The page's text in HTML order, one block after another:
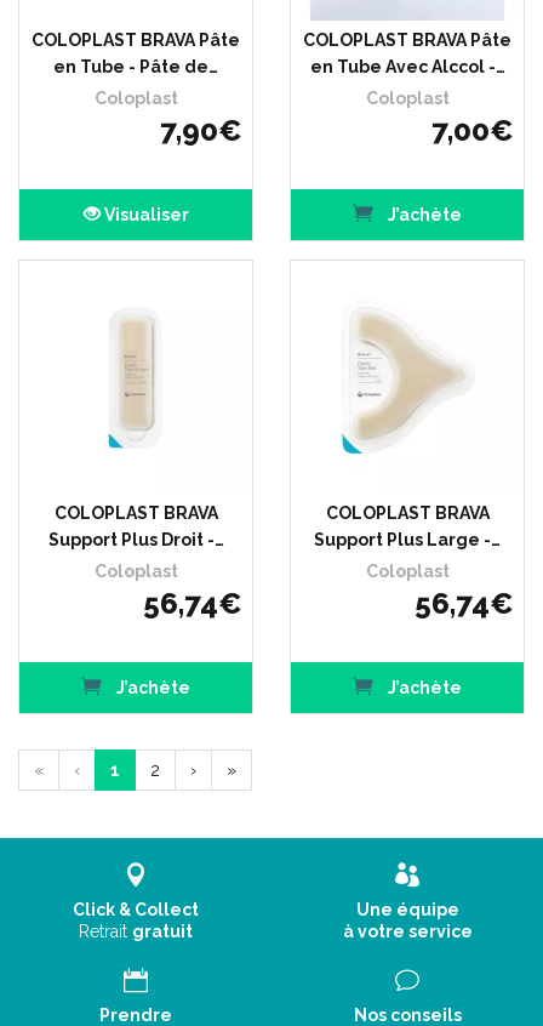
COLOPLAST BRAVA Pâte
en Tube - Pâte de…
Coloplast
7,90€
Visualiser
COLOPLAST BRAVA Pâte
en Tube Avec Alccol -…
Coloplast
7,00€
J’achète
COLOPLAST BRAVA
Support Plus Droit -…
Coloplast
56,74€
J’achète
COLOPLAST BRAVA
Support Plus Large -…
Coloplast
56,74€
J’achète
« ‹ 1 2 › »
Click & Collect
Retrait gratuit
Une équipe
à votre service
Prendre
Nos conseils